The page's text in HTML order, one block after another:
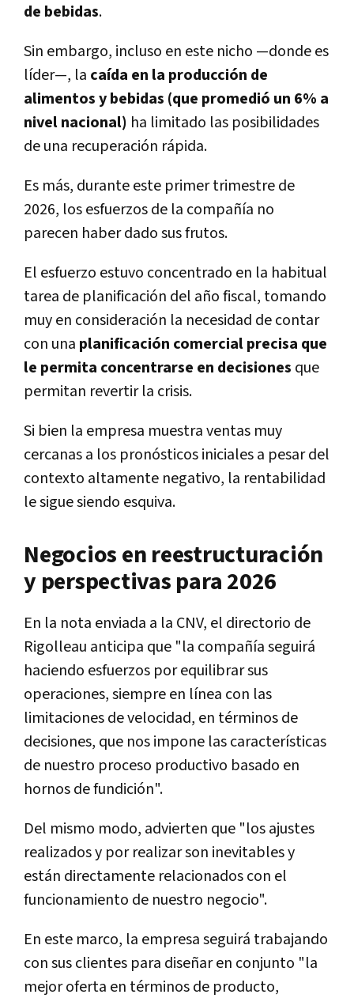
de bebidas.
Sin embargo, incluso en este nicho —donde es
líder—, la caída en la producción de
alimentos y bebidas (que promedió un 6% a
nivel nacional) ha limitado las posibilidades
de una recuperación rápida.
Es más, durante este primer trimestre de
2026, los esfuerzos de la compañía no
parecen haber dado sus frutos.
El esfuerzo estuvo concentrado en la habitual
tarea de planificación del año fiscal, tomando
muy en consideración la necesidad de contar
con una planificación comercial precisa que
le permita concentrarse en decisiones que
permitan revertir la crisis.
Si bien la empresa muestra ventas muy
cercanas a los pronósticos iniciales a pesar del
contexto altamente negativo, la rentabilidad
le sigue siendo esquiva.
Negocios en reestructuración
y perspectivas para 2026
En la nota enviada a la CNV, el directorio de
Rigolleau anticipa que "la compañía seguirá
haciendo esfuerzos por equilibrar sus
operaciones, siempre en línea con las
limitaciones de velocidad, en términos de
decisiones, que nos impone las características
de nuestro proceso productivo basado en
hornos de fundición".
Del mismo modo, advierten que "los ajustes
realizados y por realizar son inevitables y
están directamente relacionados con el
funcionamiento de nuestro negocio".
En este marco, la empresa seguirá trabajando
con sus clientes para diseñar en conjunto "la
mejor oferta en términos de producto,